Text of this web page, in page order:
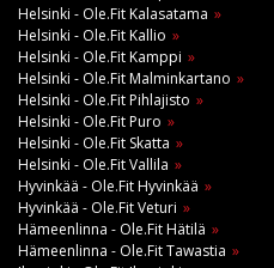
Helsinki - Ole.Fit Kalasatama
Helsinki - Ole.Fit Kallio
Helsinki - Ole.Fit Kamppi
Helsinki - Ole.Fit Malminkartano
Helsinki - Ole.Fit Pihlajisto
Helsinki - Ole.Fit Puro
Helsinki - Ole.Fit Skatta
Helsinki - Ole.Fit Vallila
Hyvinkää - Ole.Fit Hyvinkää
Hyvinkää - Ole.Fit Veturi
Hämeenlinna - Ole.Fit Hätilä
Hämeenlinna - Ole.Fit Tawastia